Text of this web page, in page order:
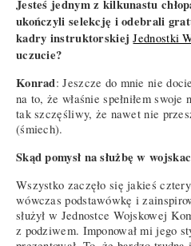
Jesteś jednym z kilkunastu
ukończyli selekcję i odebrali
kadry instruktorskiejJednostki
uczucie?
Konrad: Jeszcze do mnie nie
na to, że właśnie spełniłem
tak szczęśliwy, że nawet nie
(śmiech).
Skąd pomysł na służbę w
Wszystko zaczęło się jakieś
wówczas podstawówkę i
służył w Jednostce Wojskowej
z podziwem. Imponował mi jego